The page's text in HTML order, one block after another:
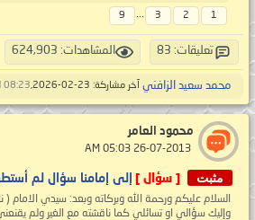
1
2
3
...
9
تعليقات: 83 المشاهدات: 624,903
محمد سعيد الزافني آخر مشاركة: 23-02-2026, 08:23 PM
محمود العامر
مثبت [ سؤال ] إلى إمامنا سؤال لم
السلام عليكم ورحمة الله وبركاته وبعد: سيدي الامام (
وإليك سؤالي او تسائلي كما ناقشته مع الغير ولم